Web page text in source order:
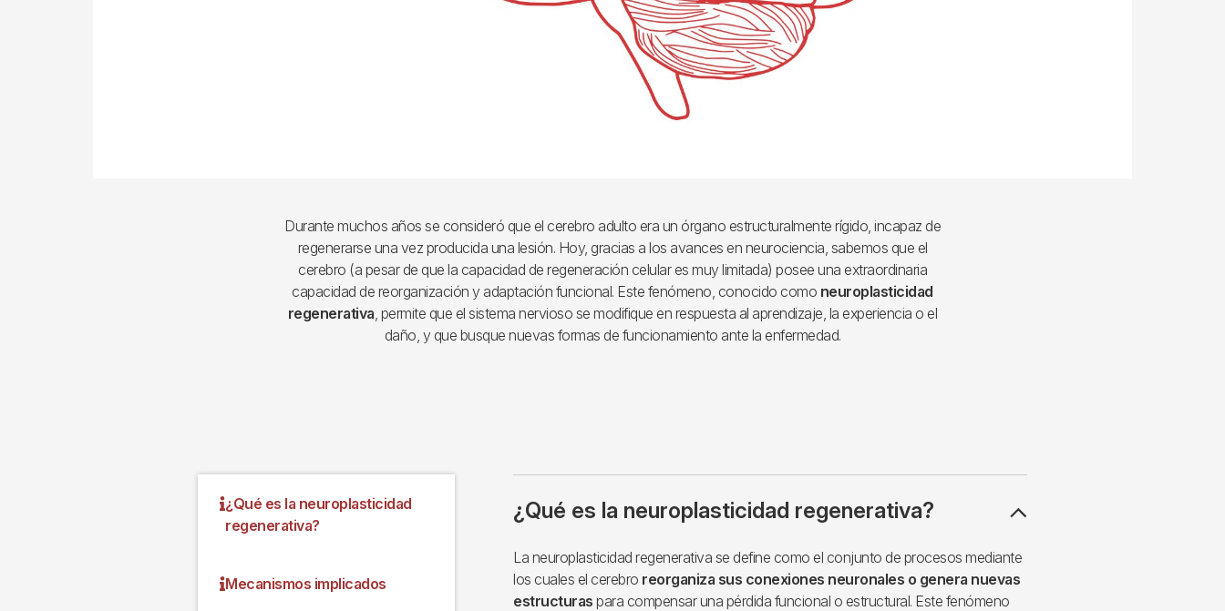
Durante muchos años se consideró que el cerebro adulto era un órgano estructuralmente rígido, incapaz de
regenerarse una vez producida una lesión. Hoy, gracias a los avances en neurociencia, sabemos que el
cerebro (a pesar de que la capacidad de regeneración celular es muy limitada) posee una extraordinaria
capacidad de reorganización y adaptación funcional. Este fenómeno, conocido como neuroplasticidad
regenerativa , permite que el sistema nervioso se modifique en respuesta al aprendizaje, la experiencia o el
daño, y que busque nuevas formas de funcionamiento ante la enfermedad.
¿Qué es la neuroplasticidad
regenerativa?
Mecanismos implicados
¿Qué es la neuroplasticidad regenerativa?
La neuroplasticidad regenerativa se define como el conjunto de procesos mediante
los cuales el cerebro reorganiza sus conexiones neuronales o genera nuevas
estructuras para compensar una pérdida funcional o estructural. Este fenómeno